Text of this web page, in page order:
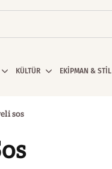
KÜLTÜR EKİPMAN & STİL
sos